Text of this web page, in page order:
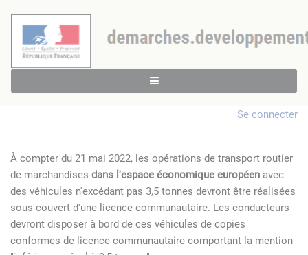
Se connecter
À compter du 21 mai 2022, les opérations de transport routier
de marchandises dans l'espace économique européen avec
des véhicules n'excédant pas 3,5 tonnes devront être réalisées
sous couvert d'une licence communautaire. Les conducteurs
devront disposer à bord de ces véhicules de copies
conformes de licence communautaire comportant la mention